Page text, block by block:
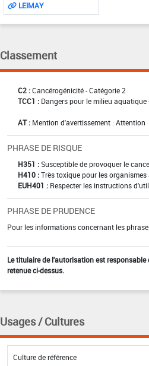
LEIMAY
Classement
C2 : Cancérogénicité - Catégorie 2
TCC1 : Dangers pour le milieu aquatique
AT : Mention d'avertissement : Attention
PHRASE DE RISQUE
H351 : Susceptible de provoquer le
H410 : Très toxique pour les
EUH401 : Respecter les instructions
PHRASE DE PRUDENCE
Pour les informations concernant les
Le titulaire de l'autorisation est
retenue ci-dessus.
Usages / Cultures